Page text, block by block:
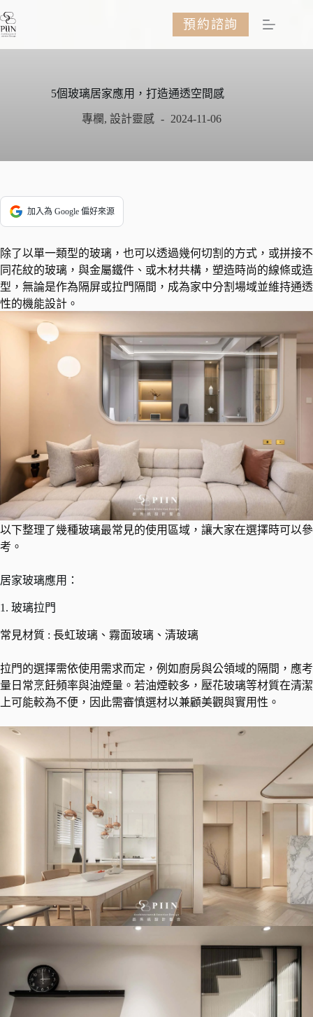
至
預約諮詢
5個玻璃居家應用，打造通透空間感
專欄,設計靈感 2024-11-06
加入為 Google 偏好來源
除了以單一類型的玻璃，也可以透過幾何切割的方式，或拼接不
同花紋的玻璃，與金屬鐵件、或木材共構，塑造時尚的線條或造
型，無論是作為隔屏或拉門隔間，成為家中分割場域並維持通透
性的機能設計。
以下整理了幾種玻璃最常見的使用區域，讓大家在選擇時可以參
考。
居家玻璃應用：
1. 玻璃拉門
常見材質 : 長虹玻璃、霧面玻璃、清玻璃
拉門的選擇需依使用需求而定，例如廚房與公領域的隔間，應考
量日常烹飪頻率與油煙量。若油煙較多，壓花玻璃等材質在清潔
上可能較為不便，因此需審慎選材以兼顧美觀與實用性。